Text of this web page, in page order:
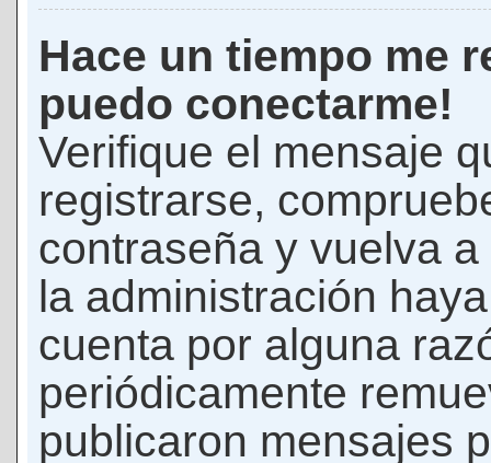
Hace un tiempo me
puedo conectarme!
Verifique el mensaje
registrarse,
contraseña y vuelva
la administración
cuenta por alguna
periódicamente
publicaron mensajes